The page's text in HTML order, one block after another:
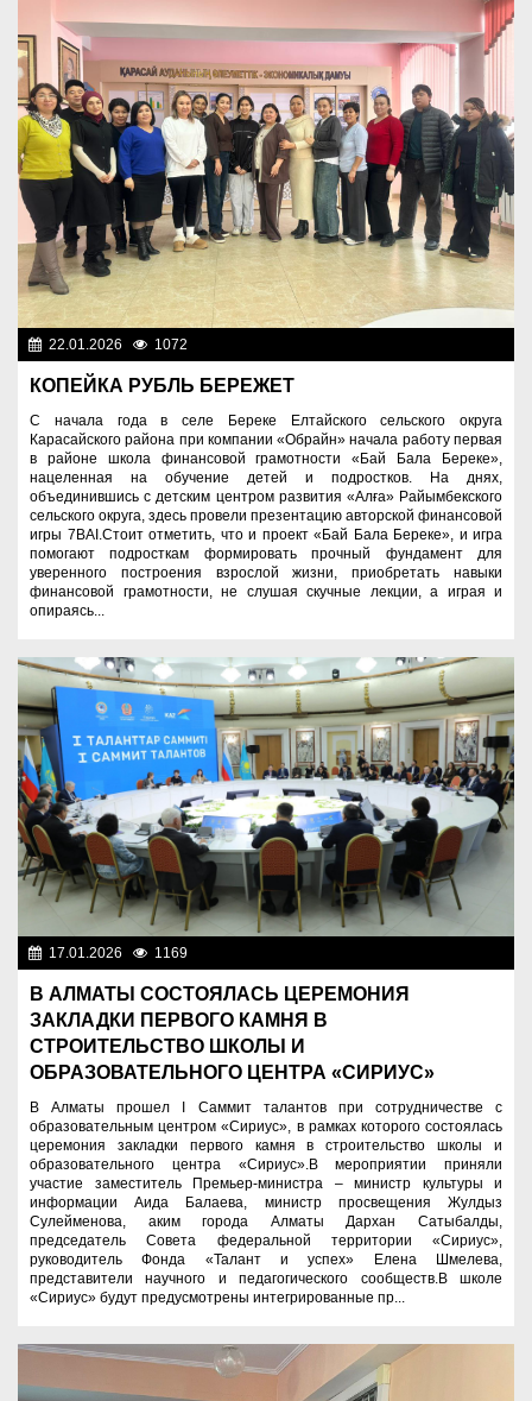
22.01.2026 1072
КОПЕЙКА РУБЛЬ БЕРЕЖЕТ
С начала года в селе Береке Елтайского сельского округа
Карасайского района при компании «Обрайн» начала работу первая
в районе школа финансовой грамотности «Бай Бала Береке»,
нацеленная на обучение детей и подростков. На днях,
объединившись с детским центром развития «Алға» Райымбекского
сельского округа, здесь провели презентацию авторской финансовой
игры 7BAI.Стоит отметить, что и проект «Бай Бала Береке», и игра
помогают подросткам формировать прочный фундамент для
уверенного построения взрослой жизни, приобретать навыки
финансовой грамотности, не слушая скучные лекции, а играя и
опираясь...
17.01.2026 1169
В АЛМАТЫ СОСТОЯЛАСЬ ЦЕРЕМОНИЯ
ЗАКЛАДКИ ПЕРВОГО КАМНЯ В
СТРОИТЕЛЬСТВО ШКОЛЫ И
ОБРАЗОВАТЕЛЬНОГО ЦЕНТРА «СИРИУС»
В Алматы прошел I Саммит талантов при сотрудничестве с
образовательным центром «Сириус», в рамках которого состоялась
церемония закладки первого камня в строительство школы и
образовательного центра «Сириус».В мероприятии приняли
участие заместитель Премьер-министра – министр культуры и
информации Аида Балаева, министр просвещения Жулдыз
Сулейменова, аким города Алматы Дархан Сатыбалды,
председатель Совета федеральной территории «Сириус»,
руководитель Фонда «Талант и успех» Елена Шмелева,
представители научного и педагогического сообществ.В школе
«Сириус» будут предусмотрены интегрированные пр...